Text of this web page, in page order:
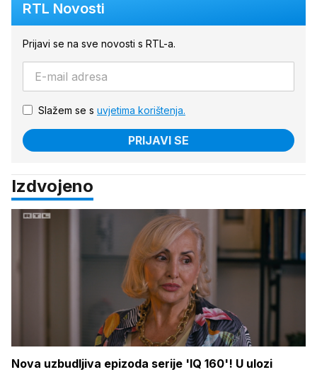
RTL Novosti
Prijavi se na sve novosti s RTL-a.
Slažem se s uvjetima korištenja.
PRIJAVI SE
Izdvojeno
Nova uzbudljiva epizoda serije 'IQ 160'! U ulozi